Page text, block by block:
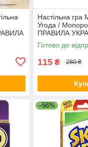
Настільна гра
Угода /
ПРАВИЛА
Готово до
115 ₴ 280 ₴
–56%